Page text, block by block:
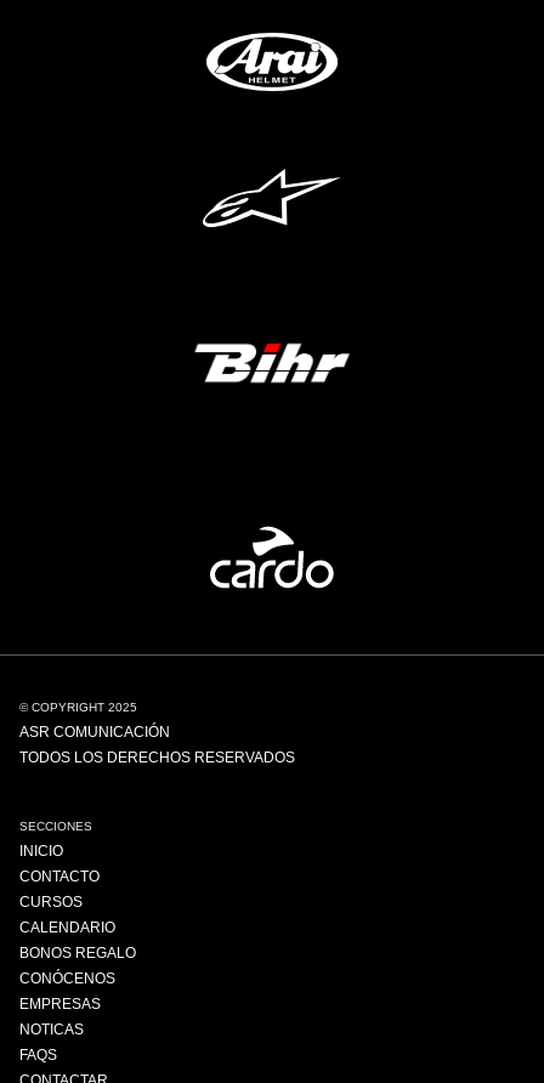
© COPYRIGHT 2025
ASR COMUNICACIÓN
TODOS LOS DERECHOS RESERVADOS
SECCIONES
INICIO
CONTACTO
CURSOS
CALENDARIO
BONOS REGALO
CONÓCENOS
EMPRESAS
NOTICAS
FAQS